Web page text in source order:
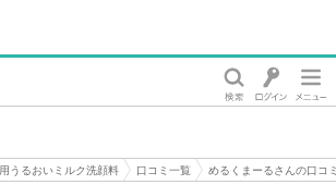
うるおいミルク洗顔料 口コミ一覧
めるくまーるさんの口コ